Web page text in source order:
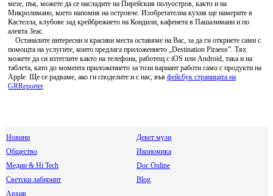
мезе, пък, можете да се насладите на Пирейския полуостров, както и на
Микролимано, което напомня на островче. Изобретателна кухня ще намерите в
Кастелла, клубове зад крейбрежието на Кондили, кафенета в Пашалимани и по
алеята Зеас.
Останалите интересни и красиви места оставяме на Вас, за да ги откриете сами с
помощта на услугите, които предлага приложението „Destination Piraeus”. Тях
можете да си изтеглите както на телефона, работещ с iOS или Android, така и на
таблета, като до момента приложението за този вариант работи само с продукти на
Apple. Ще се радваме, ако ги споделите и с нас, във фейсбук страницата на
GRReporter.
Новини
Девет музи
Общество
Икономика
Медии & Hi Tech
Doc Online
Светски лабиринт
Blog
Архив